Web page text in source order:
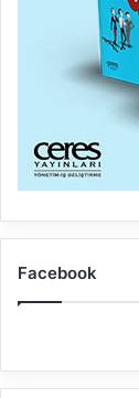
Facebook